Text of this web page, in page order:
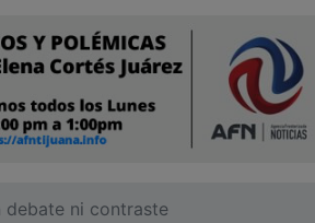
debate ni contraste